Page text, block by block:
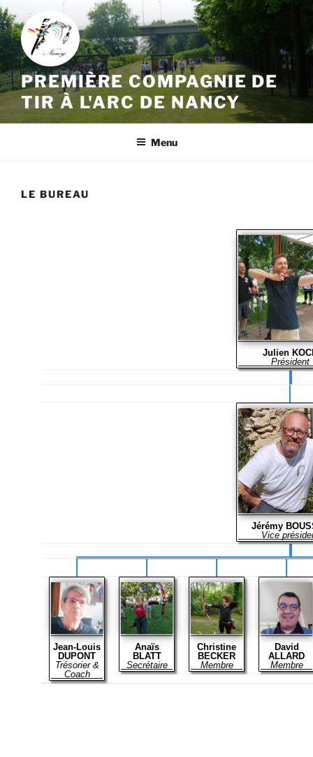
Aller
au
contenu
principal
PREMIÈRE COMPAGNIE DE
TIR À L'ARC DE NANCY
Menu
LE BUREAU
Julien
Président
Jérémy
Vice
Jean-Louis
DUPONT
Trésorier &
Coach
Anaïs
BLATT
Secrétaire
Christine
BECKER
Membre
David
ALLARD
Membre